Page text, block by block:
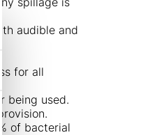
audible and
for all
being used.
of bacterial